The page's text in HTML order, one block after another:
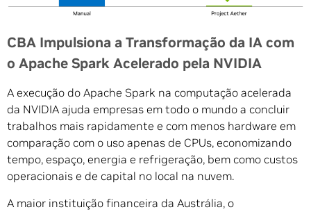
CBA Impulsiona a Transformação da IA com
o Apache Spark Acelerado pela NVIDIA
A execução do Apache Spark na computação acelerada
da NVIDIA ajuda empresas em todo o mundo a concluir
trabalhos mais rapidamente e com menos hardware em
comparação com o uso apenas de CPUs, economizando
tempo, espaço, energia e refrigeração, bem como custos
operacionais e de capital no local na nuvem.
A maior instituição financeira da Austrália, o